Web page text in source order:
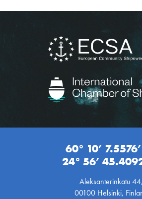
60° 10’
24° 56’
Aleksanterinkatu 44,
00100 Helsinki,